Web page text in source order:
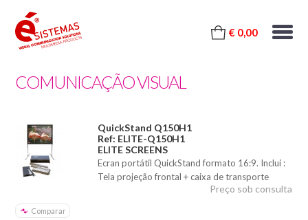
€ 0,00
COMUNICAÇÃO VISUAL
QuickStand Q150H1
Ref: ELITE-Q150H1
ELITE SCREENS
Ecran portátil QuickStand formato 16:9. Inclui :
Tela projeção frontal + caixa de transporte
Comparar
Preço sob consulta